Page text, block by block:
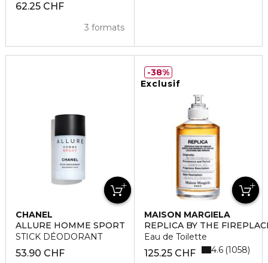
62.25 CHF
3 formats
CHANEL
ALLURE HOMME SPORT
STICK DÉODORANT
53.90 CHF
Exclusif
MAISON MARGIELA
REPLICA BY THE
Eau de Toilette
125.25 CHF
4.6 1058
38%